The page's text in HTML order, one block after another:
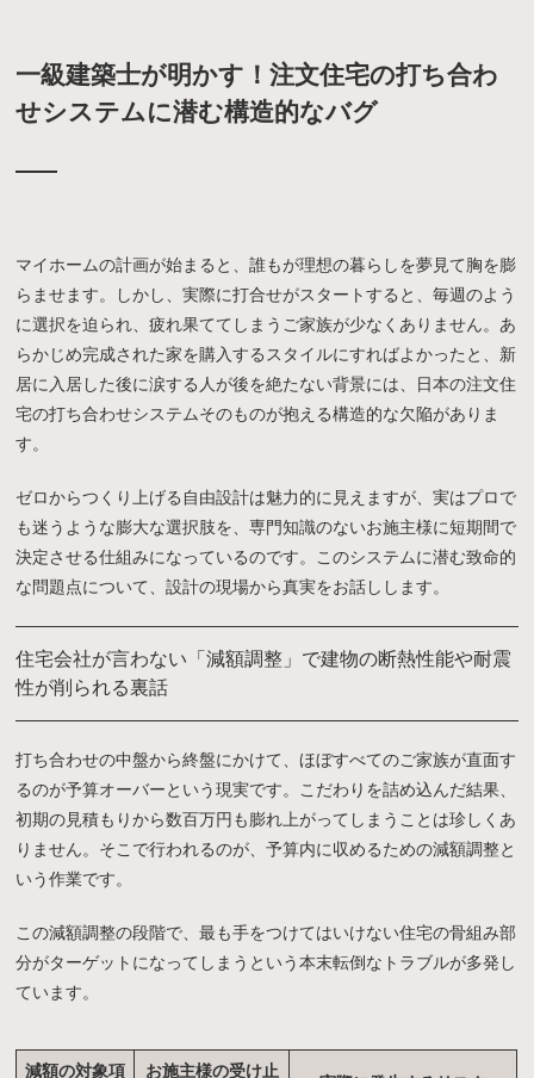
一級建築士が明かす！注文住宅の打ち合わ
せシステムに潜む構造的なバグ
マイホームの計画が始まると、誰もが理想の暮らしを夢見て胸を膨
らませます。しかし、実際に打合せがスタートすると、毎週のよう
に選択を迫られ、疲れ果ててしまうご家族が少なくありません。あ
らかじめ完成された家を購入するスタイルにすればよかったと、新
居に入居した後に涙する人が後を絶たない背景には、日本の注文住
宅の打ち合わせシステムそのものが抱える構造的な欠陥がありま
す。
ゼロからつくり上げる自由設計は魅力的に見えますが、実はプロで
も迷うような膨大な選択肢を、専門知識のないお施主様に短期間で
決定させる仕組みになっているのです。このシステムに潜む致命的
な問題点について、設計の現場から真実をお話しします。
住宅会社が言わない「減額調整」で建物の断熱性能や耐震
性が削られる裏話
打ち合わせの中盤から終盤にかけて、ほぼすべてのご家族が直面す
るのが予算オーバーという現実です。こだわりを詰め込んだ結果、
初期の見積もりから数百万円も膨れ上がってしまうことは珍しくあ
りません。そこで行われるのが、予算内に収めるための減額調整と
いう作業です。
この減額調整の段階で、最も手をつけてはいけない住宅の骨組み部
分がターゲットになってしまうという本末転倒なトラブルが多発し
ています。
減額の対象項
お施主様の受け止